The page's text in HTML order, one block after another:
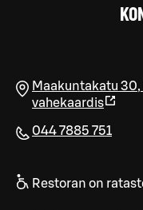
Maakuntakatu 30,
vahekaardis
044 7885 751
Restoran on